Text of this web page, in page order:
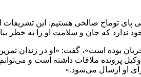
پای توماج صالحی هستیم. این
که جان و سلامت او را به خطر
بوده است»، گفت: «او در زندان
در جریان است. او از همان ۱۹ تیرماه تا امروز، ۳ مرتبه هم با من به عنوان
او ارسال می‌شود.»